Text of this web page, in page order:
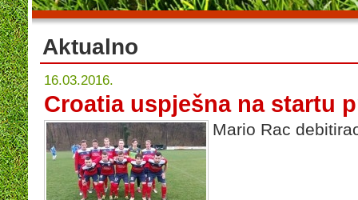
Aktualno
16.03.2016.
Croatia uspješna na startu
Mario Rac